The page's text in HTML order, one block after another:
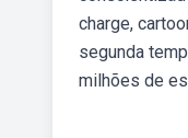
charge,
segunda
milhões de